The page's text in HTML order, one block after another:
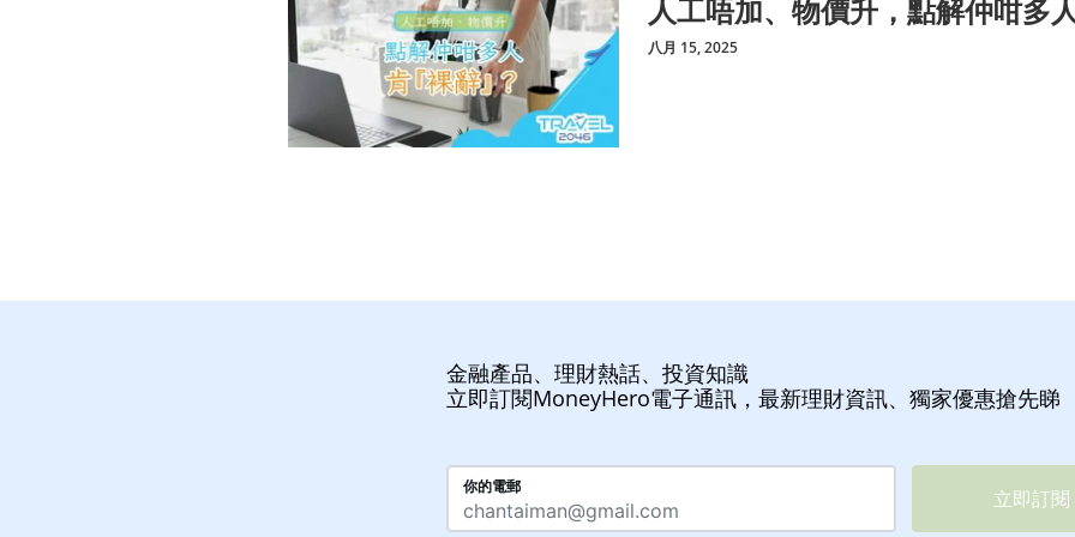
人工唔加、物價升，點解仲咁多
八月 15, 2025
金融產品、理財熱話、投資知識
立即訂閱MoneyHero電子通訊，最新理財資訊、獨家優惠搶先睇